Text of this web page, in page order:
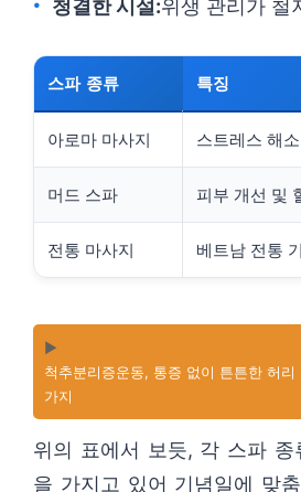
청결한 시설:위생 관리가 철
스파 종류 특징
아로마 마사지 스트레스 해
머드 스파 피부 개선 및
전통 마사지 베트남 전통
▶️
척추분리증운동, 통증 없이 튼튼한 허
가지
위의 표에서 보듯, 각 스파 종
을 가지고 있어 기념일에 맞